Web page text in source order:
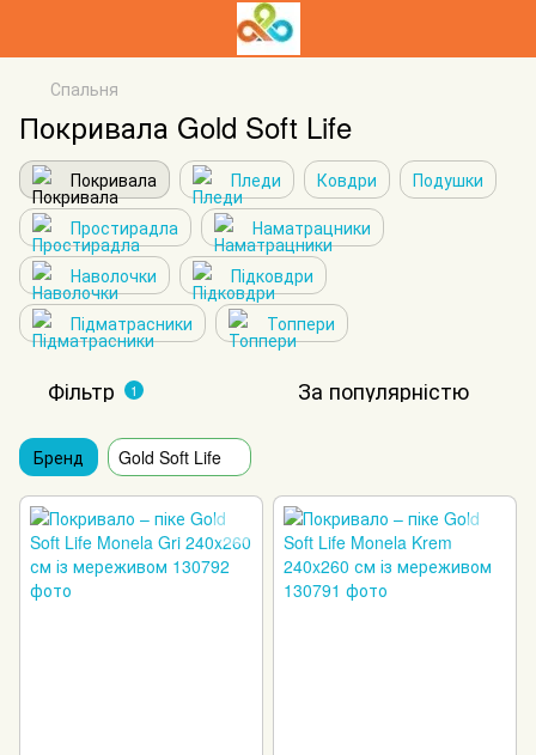
Спальня
Покривала Gold Soft Life
Покривала Пледи Ковдри
Подушки
Простирадла
Наматрацники
Наволочки
Підковдри
Підматрасники
Топпери
Фільтр 1 За популярністю
Бренд Gold Soft Life